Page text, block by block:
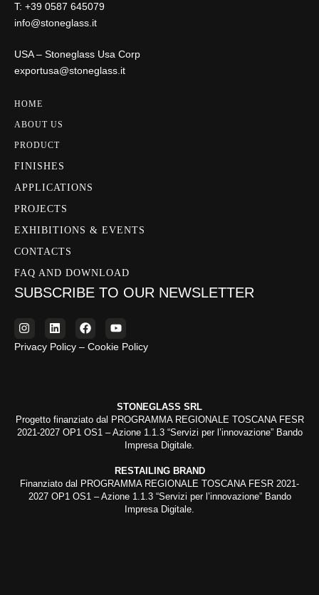
T: +39 0587 645079
info@stoneglass.it
USA – Stoneglass Usa Corp
exportusa@stoneglass.it
HOME
ABOUT US
PRODUCT
FINISHES
APPLICATIONS
PROJECTS
EXHIBITIONS & EVENTS
CONTACTS
FAQ AND DOWNLOAD
SUBSCRIBE TO OUR NEWSLETTER
Privacy Policy – Cookie Policy
STONEGLASS SRL
Progetto finanziato dal PROGRAMMA REGIONALE TOSCANA FESR
2021-2027 OP1 OS1 – Azione 1.1.3 “Servizi per l’innovazione” Bando
Impresa Digitale.
RESTAILING BRAND
Finanziato dal PROGRAMMA REGIONALE TOSCANA FESR 2021-
2027 OP1 OS1 – Azione 1.1.3 “Servizi per l’innovazione” Bando
Impresa Digitale.